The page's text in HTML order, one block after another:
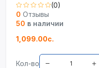
(0)
0 Отзывы
50 в наличии
1,099.00с.
Кол-во